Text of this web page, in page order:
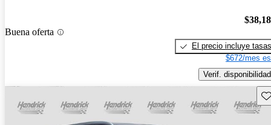
Buena oferta
El precio incluye tasas
$672/mes
Verif. disponibilidad